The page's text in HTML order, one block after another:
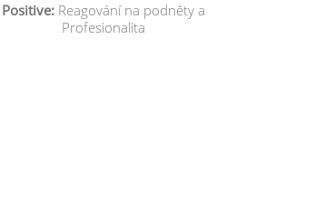
Positive:Reagování na podněty a
Profesionalita